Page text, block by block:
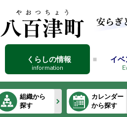
くらしの情報 イベ
組織から
探す
カレンダー
から探す